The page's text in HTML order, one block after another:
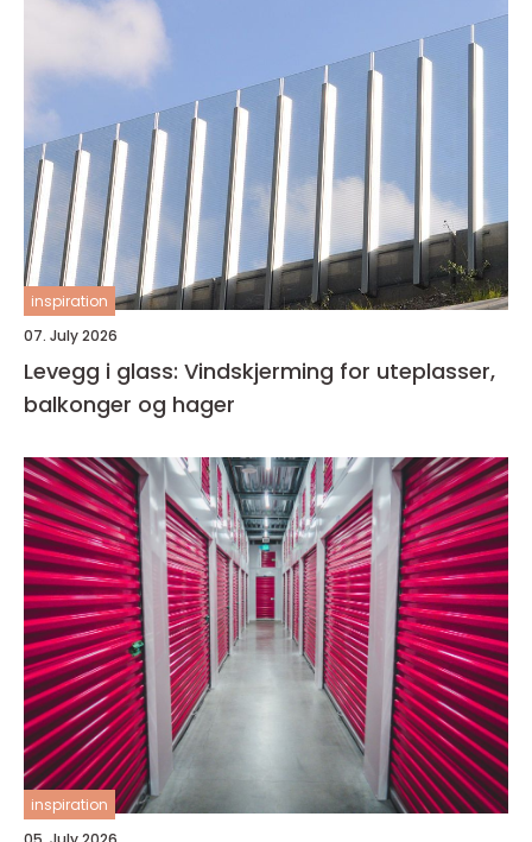
inspiration
07. July 2026
Levegg i glass: Vindskjerming for uteplasser,
balkonger og hager
inspiration